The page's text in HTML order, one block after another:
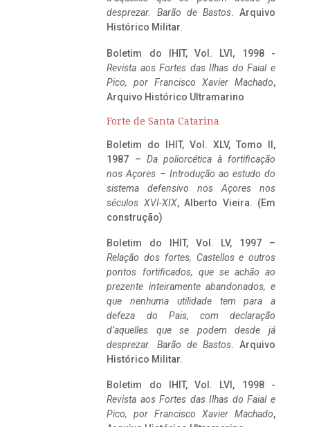
desprezar. Barão de Bastos. Arquivo
Histórico Militar.
Boletim do IHIT, Vol. LVI, 1998 -
Revista aos Fortes das Ilhas do Faial e
Pico, por Francisco Xavier Machado,
Arquivo Histórico Ultramarino
Forte de Santa Catarina
Boletim do IHIT, Vol. XLV, Tomo II,
1987 – Da poliorcética à fortificação
nos Açores – Introdução ao estudo do
sistema defensivo nos Açores nos
séculos XVI-XIX, Alberto Vieira. (Em
construção)
Boletim do IHIT, Vol. LV, 1997 –
Relação dos fortes, Castellos e outros
pontos fortificados, que se achão ao
prezente inteiramente abandonados, e
que nenhuma utilidade tem para a
defeza do Pais, com declaração
d’aquelles que se podem desde já
desprezar. Barão de Bastos. Arquivo
Histórico Militar.
Boletim do IHIT, Vol. LVI, 1998 -
Revista aos Fortes das Ilhas do Faial e
Pico, por Francisco Xavier Machado,